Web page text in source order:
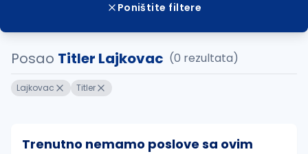
Poništite filtere
Posao Titler Lajkovac (0 rezultata)
Lajkovac Titler
Trenutno nemamo poslove sa ovim